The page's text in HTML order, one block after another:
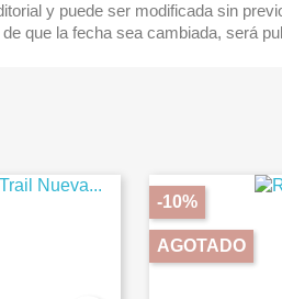
y puede ser modificada sin
que la fecha sea cambiada, será
-10%
AGOTADO